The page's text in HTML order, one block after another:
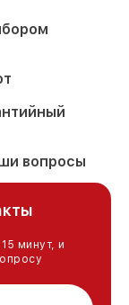
вопросы
минут, и